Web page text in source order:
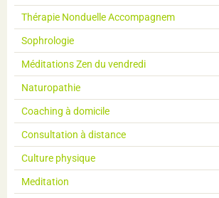
Thérapie Nonduelle Accompagnem
Sophrologie
Méditations Zen du vendredi
Naturopathie
Coaching à domicile
Consultation à distance
Culture physique
Meditation